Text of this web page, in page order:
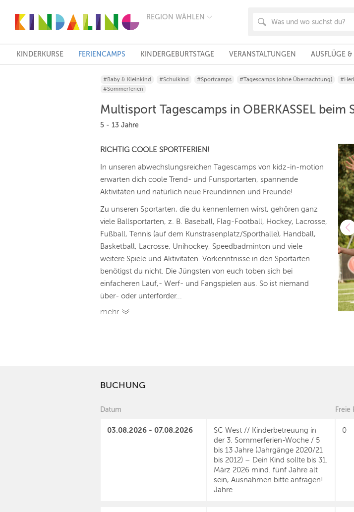
REGION WÄHLEN
FRANKFURT
KÖLN
STUTTGART
HANNOVER
LEIPZIG
ZÜRICH
ANDERE
REGIONEN
KINDERKURSE FERIENCAMPS KINDERGEBURTSTAGE VERANSTALTUNGEN AUSFLÜGE &
#Baby & Kleinkind #Schulkind #Sportcamps #Tagescamps (ohne Übernachtung)
#Sommerferien
Multisport Tagescamps in OBERKASSEL beim
5 - 13 Jahre
RICHTIG COOLE SPORTFERIEN!
In unseren abwechslungsreichen Tagescamps von kidz-in-motion
erwarten dich coole Trend- und Funsportarten, spannende
Aktivitäten und natürlich neue Freundinnen und Freunde!
Zu unseren Sportarten, die du kennenlernen wirst, gehören ganz
viele Ballsportarten, z. B. Baseball, Flag-Football, Hockey, Lacrosse,
Fußball, Tennis (auf dem Kunstrasenplatz/Sporthalle), Handball,
Basketball, Lacrosse, Unihockey, Speedbadminton und viele
weitere Spiele und Aktivitäten. Vorkenntnisse in den Sportarten
benötigst du nicht. Die Jüngsten von euch toben sich bei
einfacheren Lauf,- Werf- und Fangspielen aus. So ist niemand
über- oder unterforder...
mehr
BUCHUNG
Datum Freie
03.08.2026 - 07.08.2026
SC West // Kinderbetreuung in
der 3. Sommerferien-Woche / 5
bis 13 Jahre (Jahrgänge 2020/21
bis 2012) – Dein Kind sollte bis 31.
März 2026 mind. fünf Jahre alt
sein, Ausnahmen bitte anfragen!
Jahre
0